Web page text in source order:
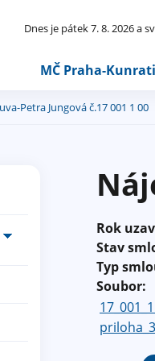
Dnes je pátek 7. 8. 2026 a
MČ Praha-
Petra Jungová č.17 001 1 00
Rok
Stav
Typ
Soubor: